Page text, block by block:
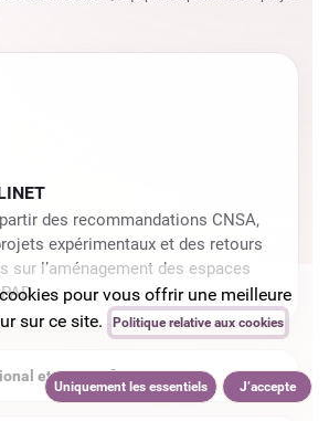
des recommandations CNSA,
expérimentaux et des retours
sur l’aménagement des espaces
et projets financés
pour vous offrir une meilleure
sur ce site.
Politique relative aux cookies
Uniquement les essentiels J’accepte